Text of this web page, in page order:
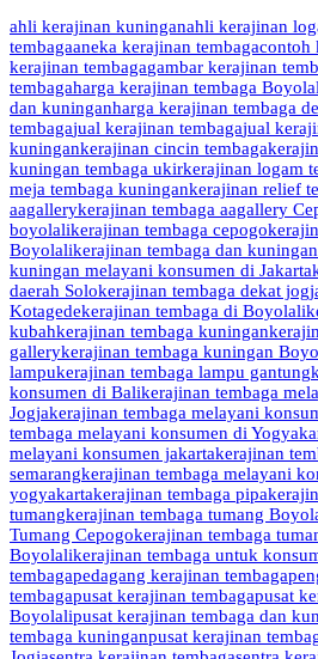
ahli kerajinan kuninganahli kerajinan
tembagaaneka kerajinan tembagacontoh
kerajinan tembagagambar kerajinan
tembagaharga kerajinan tembaga
dan kuninganharga kerajinan tembaga
tembagajual kerajinan tembagajual
kuningankerajinan cincin tembaga
kuningan tembaga ukirkerajinan logam
meja tembaga kuningankerajinan relief
aagallerykerajinan tembaga aagallery
boyolalikerajinan tembaga cepogo
Boyolalikerajinan tembaga dan kuningan
kuningan melayani konsumen di Jakarta
daerah Solokerajinan tembaga dekat
Kotagedekerajinan tembaga di Boyolali
kubahkerajinan tembaga kuningan
gallerykerajinan tembaga kuningan
lampukerajinan tembaga lampu gantung
konsumen di Balikerajinan tembaga
Jogjakerajinan tembaga melayani
tembaga melayani konsumen di
melayani konsumen jakartakerajinan
semarangkerajinan tembaga melayani
yogyakartakerajinan tembaga pipa
tumangkerajinan tembaga tumang
Tumang Cepogokerajinan tembaga
Boyolalikerajinan tembaga untuk
tembagapedagang kerajinan tembaga
tembagapusat kerajinan tembagapusat
Boyolalipusat kerajinan tembaga dan
tembaga kuninganpusat kerajinan